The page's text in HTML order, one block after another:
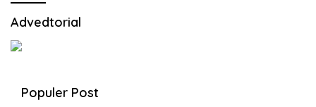
Advedtorial
Populer Post